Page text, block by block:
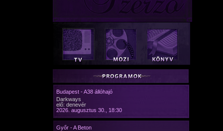
Budapest - A38 állóhajó
Darkways
elő: denevér
2026. augusztus 30., 18:30
Győr - A Beton